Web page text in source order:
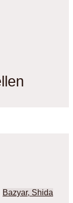
Bazyar, Shida